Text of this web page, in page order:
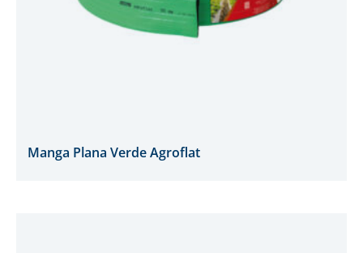
Manga Plana Verde Agroflat